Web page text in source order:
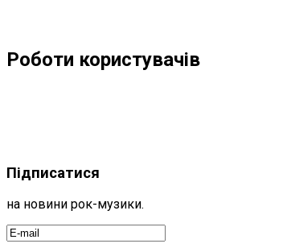
Роботи користувачів
Підписатися
на новини рок-музики.